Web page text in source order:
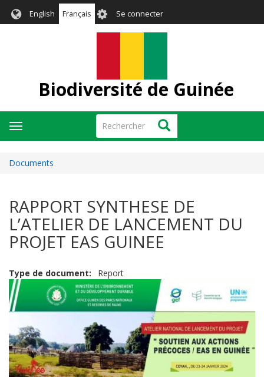
English Français User
account
Se connecter
Biodiversité de Guinée
Rechercher Rechercher
Toggle
navigation
Documents
RAPPORT SYNTHESE DE
L’ATELIER DE LANCEMENT DU
PROJET EAS GUINEE
Type de document Report